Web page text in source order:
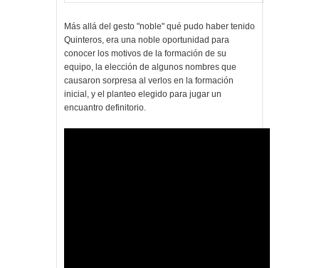
Más allá del gesto "noble" qué pudo haber tenido
Quinteros, era una noble oportunidad para
conocer los motivos de la formación de su
equipo, la elección de algunos nombres que
causaron sorpresa al verlos en la formación
inicial, y el planteo elegido para jugar un
encuantro definitorio.